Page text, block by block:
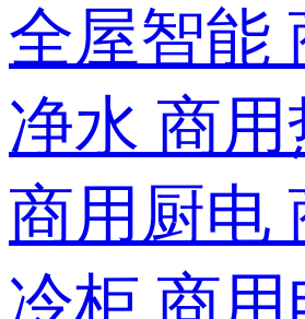
全屋智能
净水 商用
商用厨电
冷柜 商用